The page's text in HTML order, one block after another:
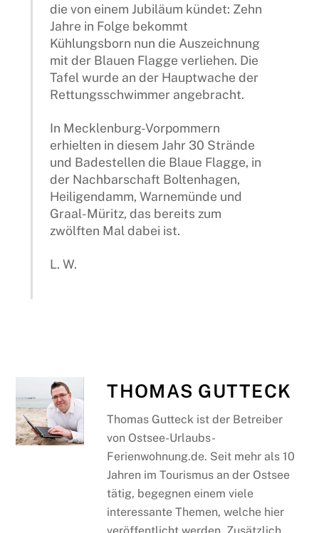
die von einem Jubiläum kündet: Zehn
Jahre in Folge bekommt
Kühlungsborn nun die Auszeichnung
mit der Blauen Flagge verliehen. Die
Tafel wurde an der Hauptwache der
Rettungsschwimmer angebracht.
In Mecklenburg-Vorpommern
erhielten in diesem Jahr 30 Strände
und Badestellen die Blaue Flagge, in
der Nachbarschaft Boltenhagen,
Heiligendamm, Warnemünde und
Graal-Müritz, das bereits zum
zwölften Mal dabei ist.
L. W.
THOMAS GUTTECK
Thomas Gutteck ist der Betreiber
von Ostsee-Urlaubs-
Ferienwohnung.de. Seit mehr als 10
Jahren im Tourismus an der Ostsee
tätig, begegnen einem viele
interessante Themen, welche hier